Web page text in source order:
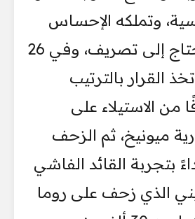
وتملكه الإحساس
بفائض قوة يحتاج إلى تصريف، وفي 26
1923 اتخذ القرار بالترتيب
من الاستيلاء على
ميونيخ، ثم الزحف
بتجربة القائد الفاشي
الذي زحف على روما